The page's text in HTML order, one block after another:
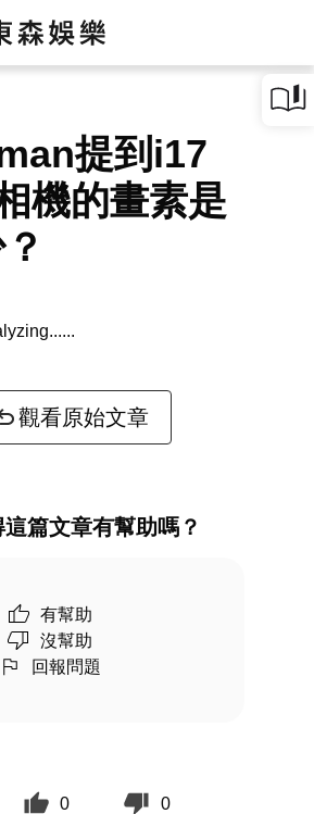
提到i17
機的畫素是
觀看原始文章
篇文章有幫助嗎？
有幫助
沒幫助
回報問題
0 0